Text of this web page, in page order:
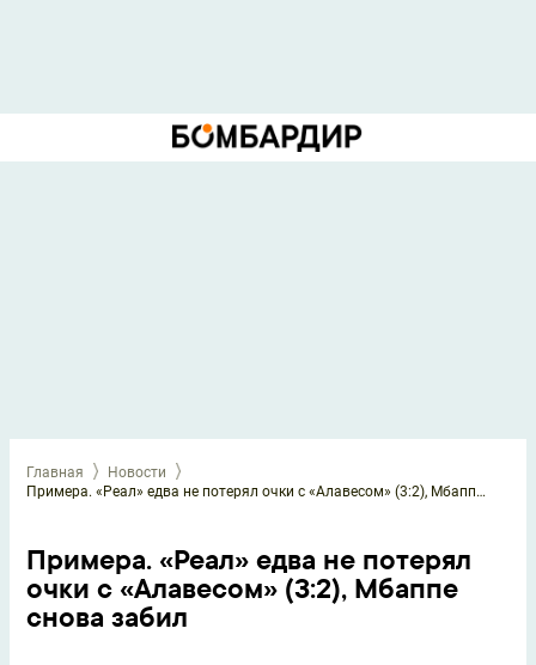
Главная
Новости
Примера. «Реал» едва не потерял очки с «Алавесом» (3:2), Мбаппе снова забил
Примера. «Реал» едва не потерял
очки с «Алавесом» (3:2), Мбаппе
снова забил